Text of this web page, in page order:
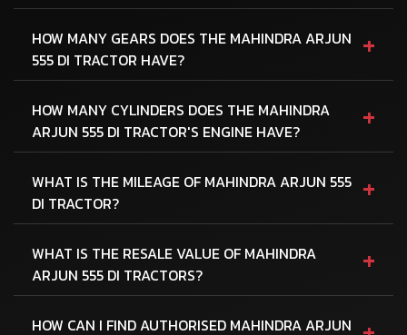
HOW MANY GEARS DOES THE MAHINDRA ARJUN
555 DI TRACTOR HAVE?
+
HOW MANY CYLINDERS DOES THE MAHINDRA
ARJUN 555 DI TRACTOR'S ENGINE HAVE?
+
WHAT IS THE MILEAGE OF MAHINDRA ARJUN 555
DI TRACTOR?
+
WHAT IS THE RESALE VALUE OF MAHINDRA
ARJUN 555 DI TRACTORS?
+
HOW CAN I FIND AUTHORISED MAHINDRA ARJUN